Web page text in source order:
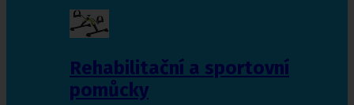
Rehabilitační a sportovní
pomůcky